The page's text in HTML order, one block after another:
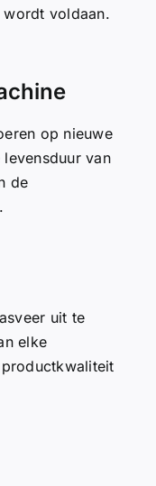
wordt voldaan.
op nieuwe
van
de
uit te
elke